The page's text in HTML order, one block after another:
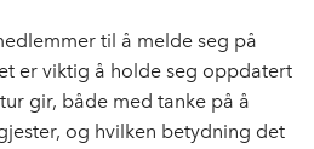
til å melde seg på
er viktig å holde seg oppdatert
gir, både med tanke på å
og hvilken betydning det